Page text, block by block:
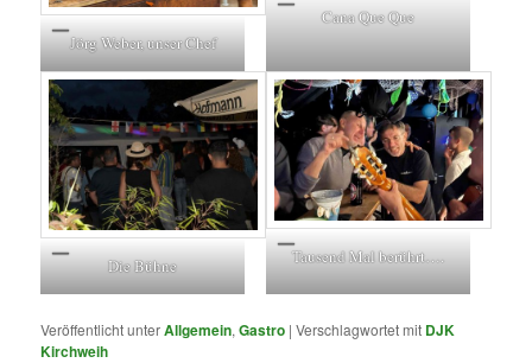
Jörg Weber, unser Chef
Cana Que Que
Die Bühne Tausend Mal berührt….
Veröffentlicht unterAllgemein,Gastro |Verschlagwortet mit DJK
Kirchweih